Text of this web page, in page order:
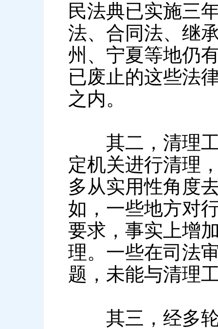
民法典已实施三
法、合同法、继
州、宁夏等地仍
已废止的这些法
之内。
其二，清理工
定机关进行清理
多从实用性角度
如，一些地方对
要求，事实上增
理。一些在司法
题，未能与清理
其三，经多轮